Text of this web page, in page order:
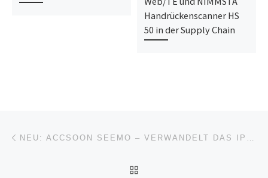
Handrückenscanner HS
50 in der Supply Chain
Beitragsnavigation